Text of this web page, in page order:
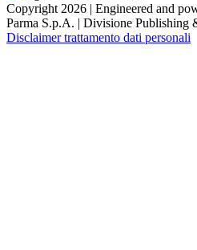
Copyright 2026 | Engineered and
Parma S.p.A. | Divisione Publishing
Disclaimer trattamento dati personali